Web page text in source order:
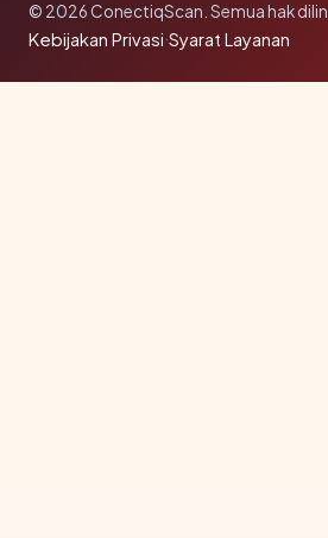
© 2026 ConectiqScan. Semua hak
Kebijakan Privasi·Syarat Layanan